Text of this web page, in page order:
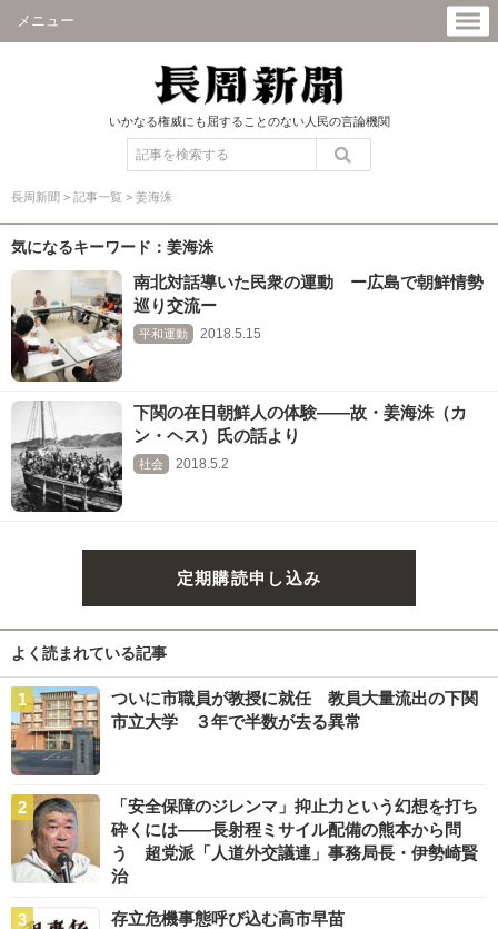
メニュー
いかなる権威にも屈することのない人民の言論機関
長周新聞 > 記事一覧 > 姜海洙
気になるキーワード：姜海洙
南北対話導いた民衆の運動 ー広島で朝鮮情勢
巡り交流ー
平和運動 2018.5.15
下関の在日朝鮮人の体験――故・姜海洙（カ
ン・ヘス）氏の話より
社会 2018.5.2
定期購読申し込み
よく読まれている記事
ついに市職員が教授に就任 教員大量流出の下関
市立大学 ３年で半数が去る異常
「安全保障のジレンマ」抑止力という幻想を打ち
砕くには――長射程ミサイル配備の熊本から問
う 超党派「人道外交議連」事務局長・伊勢崎賢
治
存立危機事態呼び込む高市早苗